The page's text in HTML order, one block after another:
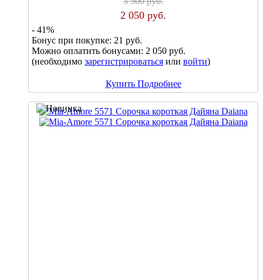
2 050 руб.
- 41%
Бонус при покупке: 21 руб.
Можно оплатить бонусами: 2 050 руб.
(необходимо зарегистрироваться или войти)
Купить Подробнее